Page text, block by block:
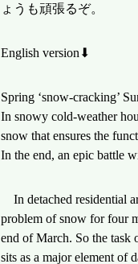
ょうも頑張るぞ。
English version⬇
Spring ‘snow-cracking’
In snowy cold-weather
snow that ensures the
In the end, an epic battle
In detached residential
problem of snow for four
end of March. So the task
sits as a major element of